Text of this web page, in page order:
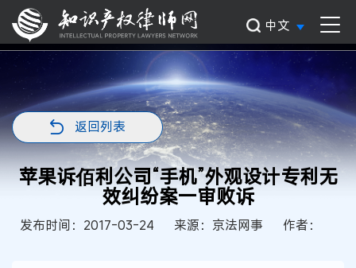
中文
返回列表
苹果诉佰利公司“手机”外观设计专利无
效纠纷案一审败诉
发布时间：2017-03-24 来源：京法网事 作者：